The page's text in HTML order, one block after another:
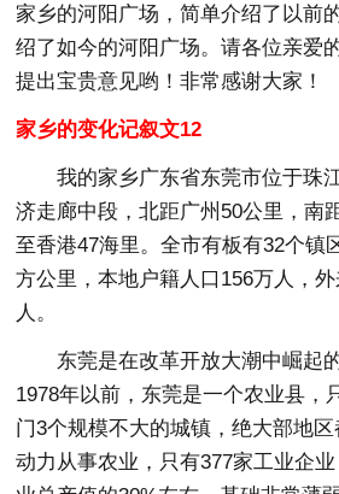
家乡的河阳广场，简单介绍了以前
绍了如今的河阳广场。请各位亲爱
提出宝贵意见哟！非常感谢大家！
家乡的变化记叙文12
我的家乡广东省东莞市位于珠
济走廊中段，北距广州50公里，南
至香港47海里。全市有板有32个镇
方公里，本地户籍人口156万人，
人。
东莞是在改革开放大潮中崛起
1978年以前，东莞是一个农业县，
门3个规模不大的城镇，绝大部地
动力从事农业，只有377家工业企